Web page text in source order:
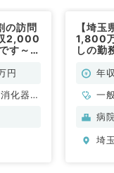
の訪問
2,000
す～
円
化器内
、消化
【埼
1,800
しの勤
般外年
一
病
埼